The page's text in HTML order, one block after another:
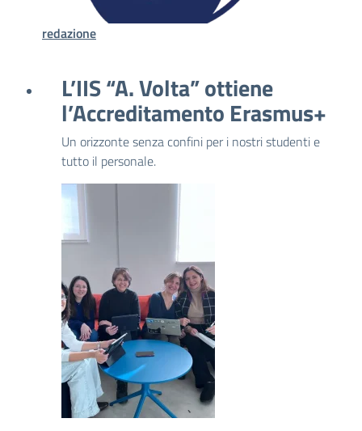
redazione
L’IIS “A. Volta” ottiene
l’Accreditamento Erasmus+
Un orizzonte senza confini per i nostri studenti e
tutto il personale.